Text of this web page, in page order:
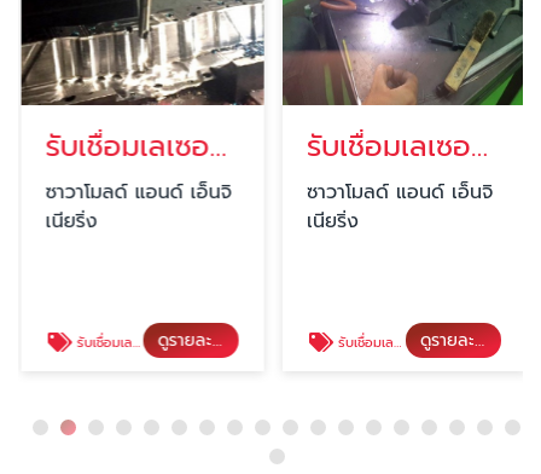
รับเชื่อมเลเซอร์ซ่อมแม่พิมพ์ ชลบุรี
ซาวาโมลด์ แอนด์ เอ็นจิ
เนียริ่ง
รับเชื่อมเลเซอร์ซ่อมแม่พิมพ์ ชลบุรี ดูรายละเอียด
รับเชื่อมเลเซอร์แม่พิมพ์ ชลบุรี
ซาวาโมลด์ แอนด์ เอ็นจิ
เนียริ่ง
รับเชื่อมเลเซอร์แม่พิมพ์ ชลบุรี ดูรายละเอียด